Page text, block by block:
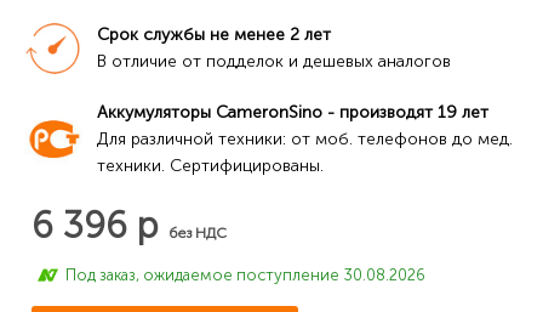
Срок службы не менее 2 лет
В отличие от подделок и дешевых аналогов
Аккумуляторы CameronSino - производят 19 лет
Для различной техники: от моб. телефонов до мед.
техники. Сертифицированы.
6 396 р без НДС
Под заказ, ожидаемое поступление 30.08.2026